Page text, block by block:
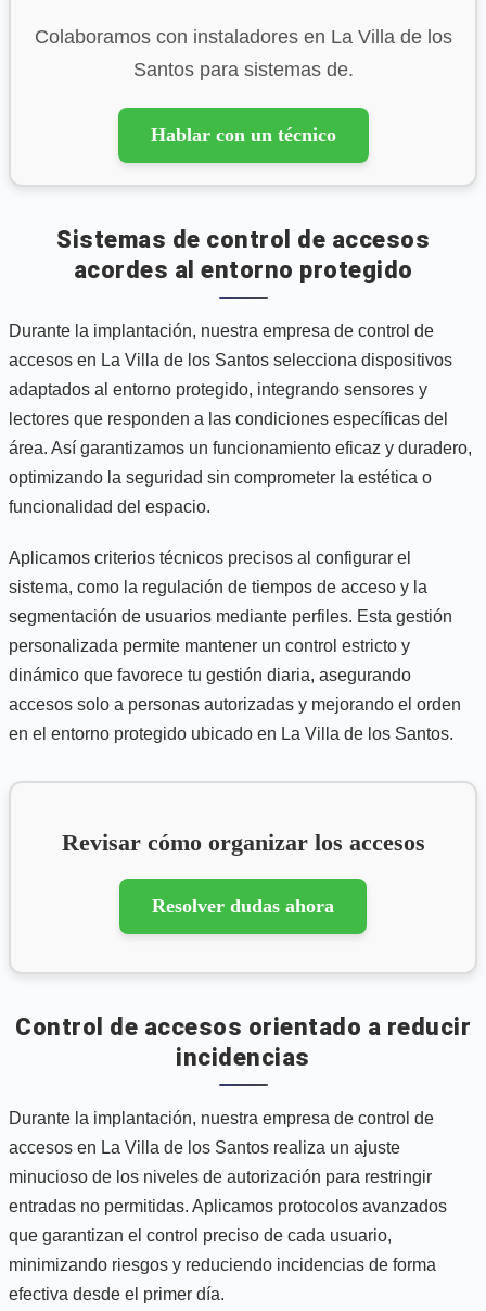
Colaboramos con instaladores en La Villa de los
Santos para sistemas de.
Hablar con un técnico
Sistemas de control de accesos
acordes al entorno protegido
Durante la implantación, nuestra empresa de control de
accesos en La Villa de los Santos selecciona dispositivos
adaptados al entorno protegido, integrando sensores y
lectores que responden a las condiciones específicas del
área. Así garantizamos un funcionamiento eficaz y duradero,
optimizando la seguridad sin comprometer la estética o
funcionalidad del espacio.
Aplicamos criterios técnicos precisos al configurar el
sistema, como la regulación de tiempos de acceso y la
segmentación de usuarios mediante perfiles. Esta gestión
personalizada permite mantener un control estricto y
dinámico que favorece tu gestión diaria, asegurando
accesos solo a personas autorizadas y mejorando el orden
en el entorno protegido ubicado en La Villa de los Santos.
Revisar cómo organizar los accesos
Resolver dudas ahora
Control de accesos orientado a reducir
incidencias
Durante la implantación, nuestra empresa de control de
accesos en La Villa de los Santos realiza un ajuste
minucioso de los niveles de autorización para restringir
entradas no permitidas. Aplicamos protocolos avanzados
que garantizan el control preciso de cada usuario,
minimizando riesgos y reduciendo incidencias de forma
efectiva desde el primer día.